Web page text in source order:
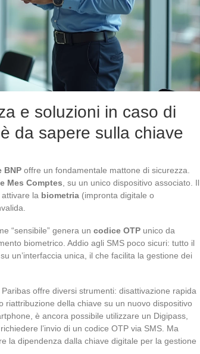
e soluzioni in caso di
da sapere sulla chiave
BNP offre un fondamentale mattone di sicurezza.
Mes Comptes , su un unico dispositivo associato. Il
la biometria (impronta digitale o
“sensibile” genera un codice OTP unico da
biometrico. Addio agli SMS poco sicuri: tutto il
un’interfaccia unica, il che facilita la gestione dei
offre diversi strumenti: disattivazione rapida
riattribuzione della chiave su un nuovo dispositivo
è ancora possibile utilizzare un Digipass,
l’invio di un codice OTP via SMS. Ma
la dipendenza dalla chiave digitale per la gestione